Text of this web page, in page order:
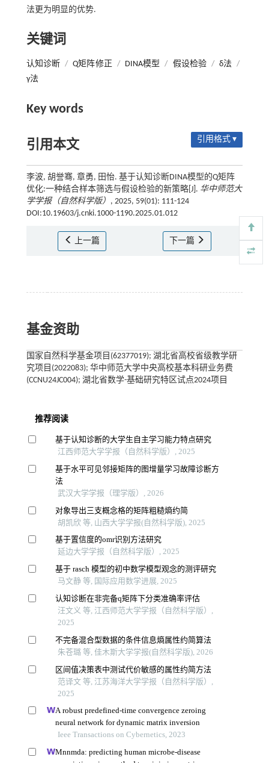
法更为明显的优势.
关键词
认知诊断 / Q矩阵修正 / DINA模型 / 假设检验 / δ法 /
γ法
Key words
引用本文 引用格式 ▾
李波, 胡誉骞, 章勇, 田怡. 基于认知诊断DINA模型的Q矩阵
优化:一种结合样本筛选与假设检验的新策略[J]. 华中师范大
学学报（自然科学版） , 2025, 59(01): 111-124
DOI:10.19603/j.cnki.1000-1190.2025.01.012
上一篇 下一篇
基金资助
国家自然科学基金项目(62377019); 湖北省高校省级教学研
究项目(2022083); 华中师范大学中央高校基本科研业务费
(CCNU24JC004); 湖北省数学-基础研究特区试点2024项目